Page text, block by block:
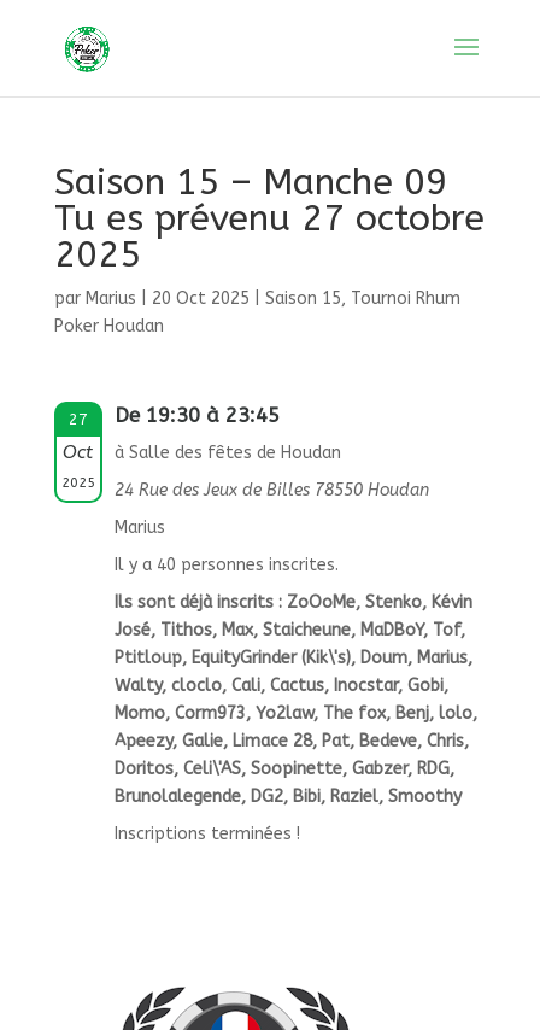
Saison 15 – Manche 09
Tu es prévenu 27 octobre
2025
par Marius 20 Oct 2025 Saison 15, Tournoi Rhum
Poker Houdan
27
Oct
2025
De 19:30 à 23:45
à Salle des fêtes de Houdan
24 Rue des Jeux de Billes 78550 Houdan
Marius
Il y a 40 personnes inscrites.
Ils sont déjà inscrits : ZoOoMe, Stenko, Kévin
José, Tithos, Max, Staicheune, MaDBoY, Tof,
Ptitloup, EquityGrinder (Kik\'s), Doum, Marius,
Walty, cloclo, Cali, Cactus, Inocstar, Gobi,
Momo, Corm973, Yo2law, The fox, Benj, lolo,
Apeezy, Galie, Limace 28, Pat, Bedeve, Chris,
Doritos, Celi\'AS, Soopinette, Gabzer, RDG,
Brunolalegende, DG2, Bibi, Raziel, Smoothy
Inscriptions terminées !